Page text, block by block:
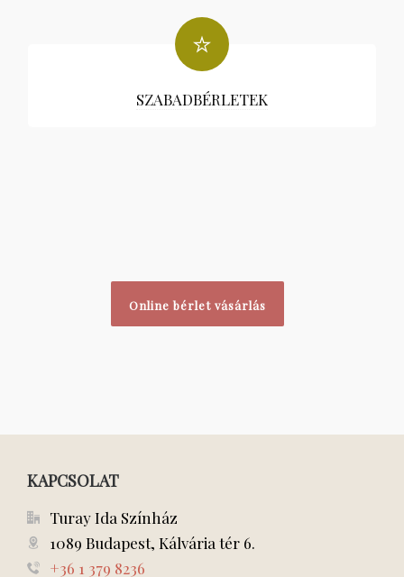
SZABADBÉRLETEK
Online bérlet vásárlás
KAPCSOLAT
Turay Ida Színház
1089 Budapest, Kálvária tér 6.
+36 1 379 8236